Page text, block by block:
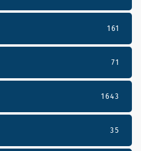
161
71
1643
35